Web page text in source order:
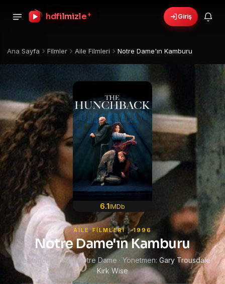
hdfilmizle + Giriş
Ana Sayfa Filmler Aile Filmleri Notre Dame'ın Kamburu
6.1IMDb
AILE FILMLERI · 1996
Notre Dame'ın Kamburu
The Hunchback of Notre Dame · Yönetmen: Gary Trousdale,
Kirk Wise